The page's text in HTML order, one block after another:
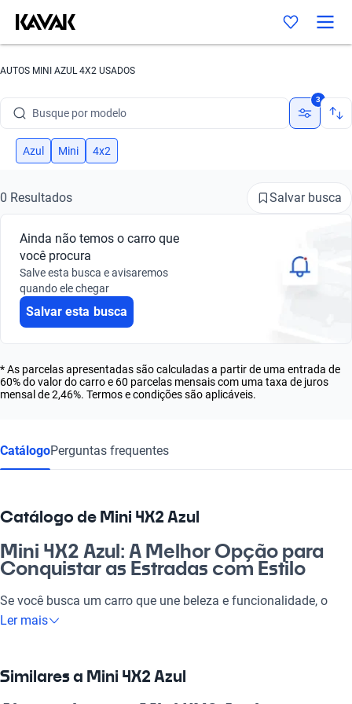
AUTOS MINI AZUL 4X2 USADOS
Busque por modelo
Busque por versão
Busque por marca
Busque por modelo
Busque por versão
3
Azul Mini 4x2
0 Resultados Salvar busca
Ainda não temos o carro que
você procura
Salve esta busca e avisaremos
quando ele chegar
Salvar esta busca
* As parcelas apresentadas são calculadas a partir de uma entrada de
60% do valor do carro e 60 parcelas mensais com uma taxa de juros
mensal de 2,46%. Termos e condições são aplicáveis.
CatálogoPerguntas frequentes
Catálogo de Mini 4X2 Azul
Mini 4X2 Azul: A Melhor Opção para
Conquistar as Estradas com Estilo
Se você busca um carro que une beleza e funcionalidade, o
Mini 4X2 Azul é a escolha perfeita. Sabe aquele sentimento de
passeio no campo. É um carro que se adapta ao trabalho, à
família e ao lazer, tornando cada momento especial. Além
Ler mais
Similares a Mini 4X2 Azul